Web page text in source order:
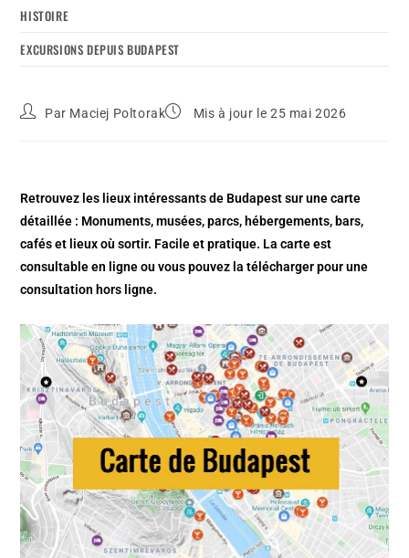
HISTOIRE
EXCURSIONS DEPUIS BUDAPEST
Par Maciej Poltorak Mis à jour le 25 mai 2026
Retrouvez les lieux intéressants de Budapest sur une carte
détaillée : Monuments, musées, parcs, hébergements, bars,
cafés et lieux où sortir. Facile et pratique. La carte est
consultable en ligne ou vous pouvez la télécharger pour une
consultation hors ligne.